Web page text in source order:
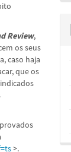
Review,
os seus
caso haja
que os
>.